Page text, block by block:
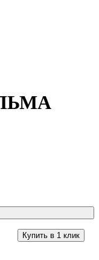
Купить в 1 клик